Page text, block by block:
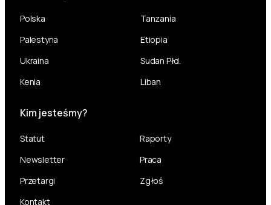
Polska
Palestyna
Ukraina
Kenia
Tanzania
Etiopia
Sudan Płd.
Liban
Kim jesteśmy?
Statut
Raporty
Newsletter
Praca
Przetargi
Zgłoś
Kontakt